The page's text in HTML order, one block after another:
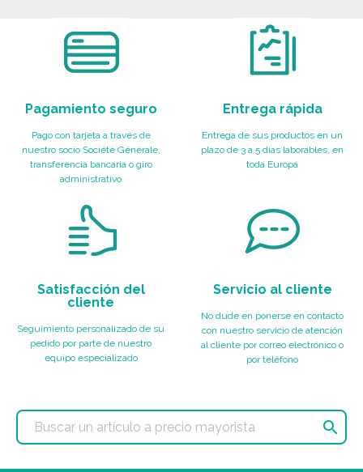
Pagamiento seguro
Pago con tarjeta a través de
nuestro socio Société Générale,
transferencia bancaria o giro
administrativo
Entrega rápida
Entrega de sus productos en un
plazo de 3 a 5 días laborables, en
toda Europa
Satisfacción del
cliente
Seguimiento personalizado de su
pedido por parte de nuestro
equipo especializado
Servicio al cliente
No dude en ponerse en contacto
con nuestro servicio de atención
al cliente por correo electrónico o
por teléfono
